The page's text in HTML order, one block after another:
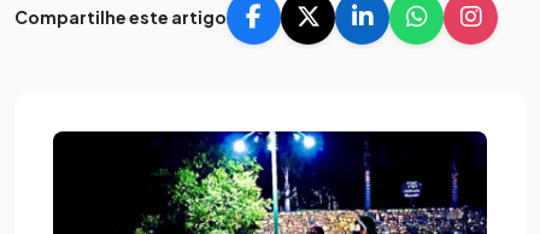
Compartilhe este artigo